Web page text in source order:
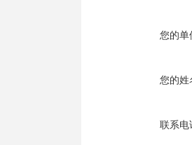
您的单
您的姓
联系电